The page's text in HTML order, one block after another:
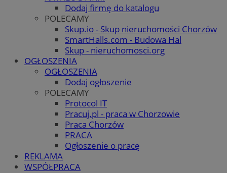
Dodaj firmę do katalogu
POLECAMY
Skup.io - Skup nieruchomości Chorzów
SmartHalls.com - Budowa Hal
Skup - nieruchomosci.org
OGŁOSZENIA
OGŁOSZENIA
Dodaj ogłoszenie
POLECAMY
Protocol IT
Pracuj.pl - praca w Chorzowie
Praca Chorzów
PRACA
Ogłoszenie o pracę
REKLAMA
WSPÓŁPRACA